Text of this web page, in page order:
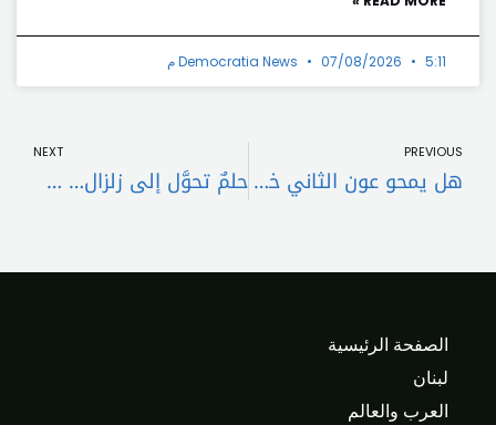
Democratia News 07/08/2026 5:11 م
PREVIOUS
هل يمحو عون الثاني خطايا عون الأول؟
NEXT
حلمٌ تحوَّل إلى زلزال… هل ينجح لبنان في الامتحان؟
الصفحة الرئيسية
لبنان
العرب والعالم